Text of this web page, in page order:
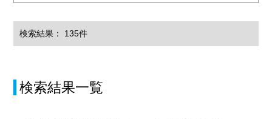
検索結果： 135件
検索結果一覧